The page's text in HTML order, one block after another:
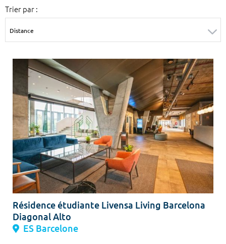
m²
Type de location
Colocation
Votre date d'entrée
Chercher
Trier par :
Résidence étudiante Livensa Living Barcelona
Diagonal Alto
ES Barcelone